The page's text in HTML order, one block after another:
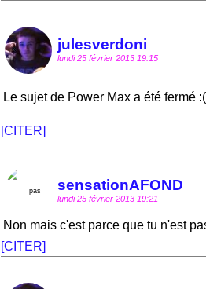
julesverdoni
lundi 25 février 2013 19:15
Le sujet de Power Max a été fermé :(
[CITER]
sensationAFOND
lundi 25 février 2013 19:21
Non mais c'est parce que tu n'est
[CITER]